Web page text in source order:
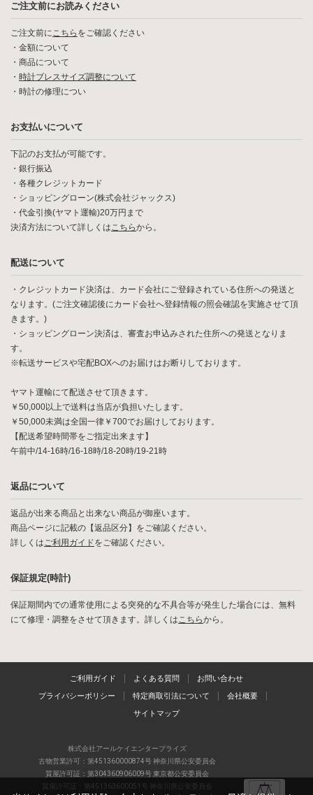
ご注文前にお読みください
ご注文前にこちら をご確認ください
・ 金額について
・ 商品について
・ 時計ブレスサイズ調整について
・ 時計の修理につい
お支払いについて
下記のお支払が可能です。
・銀行振込
・各種クレジットカード
・ショッピングローン(株式会社ジャックス)
・代金引換(ヤマト運輸)20万円まで
決済方法について詳しくはこちらから。
配送について
・クレジットカード決済は、カード会社にご登録されている住所への発送と
なります。(ご注文確認後にカード会社へ登録情報の照会確認を実施させて頂
きます。)
・ショッピングローン決済は、審査お申込みされた住所への発送となりま
す。
※転送サービスや宅配BOXへのお届けはお断りしております。
ヤマト運輸にて配送させて頂きます。
￥50,000以上で送料は当店が負担いたします。
￥50,000未満は全国一律￥700でお届けしております。
【配送希望時間帯をご指定出来ます】
午前中/14-16時/16-18時/18-20時/19-21時
返品について
返品が出来る商品と出来ない商品が御座います。
商品ページに記載の【返品区分】をご確認ください。
詳しくはご利用ガイドをご確認ください。
保証規定(時計)
保証期間内での通常使用による突発的な不具合等が発生した場合には、無料
にて修理・調整をさせて頂きます。詳しくはこちらから。
ご利用ガイド よくある質問 お問い合わせ
プライバシーポリシー 特定商取引法について 会社概要
サイトマップ
株式会社アールケイエンタープライズ
古物営業許可：第451360000874号 神奈川県公安委員会
質屋許可証：第304360906009号 東京都公安委員会
質屋許可証：第451363600051号 神奈川県公安委員会